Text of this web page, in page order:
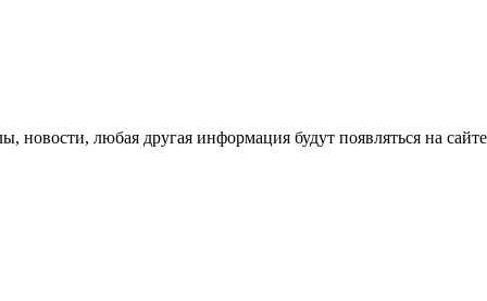
новости, любая другая информация будут появляться на